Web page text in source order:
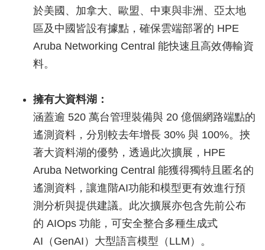
於美國、加拿大、歐盟、中東與非洲、亞太地
區及中國皆設有據點，確保雲端部署的 HPE
Aruba Networking Central 能快速且高效傳輸資
料。
擁有大資料湖：
涵蓋逾 520 萬台管理裝備與 20 億個網路端點的
遙測資料，分別較去年增長 30% 與 100%。挾
著大資料湖的優勢，透過此次擴展，HPE
Aruba Networking Central 能獲得獨特且匿名的
遙測資料，讓進階AI功能和模型更有效進行預
測分析與提供建議。此次擴展亦包含先前公布
的 AIOps 功能，可安全整合多種生成式
AI（GenAI）大型語言模型（LLM）。